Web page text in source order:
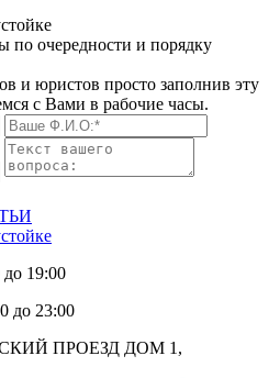
по очередности и порядку
и юристов просто заполнив эту
с Вами в рабочие часы.
19:00
до 23:00
ПРОЕЗД ДОМ 1,